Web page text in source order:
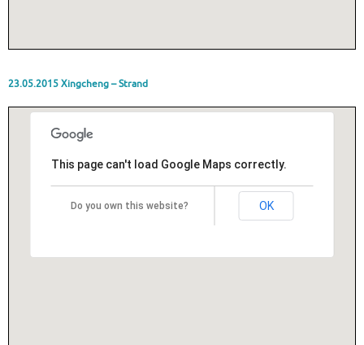
23.05.2015 Xingcheng – Strand
This page can't load Google Maps correctly.
Do you own this website? OK